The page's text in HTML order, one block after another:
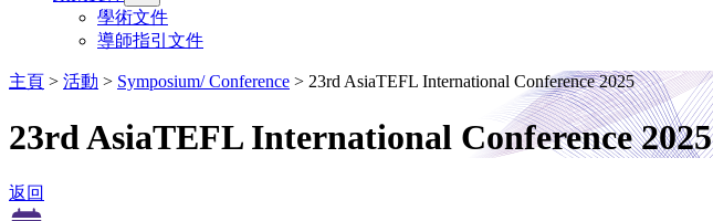
學術文件
導師指引文件
主頁 > 活動 > Symposium/ Conference > 23rd AsiaTEFL International Conference 2025
23rd AsiaTEFL International Conference 2025
返回